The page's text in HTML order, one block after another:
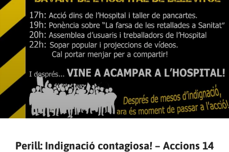
Perill: Indignació contagiosa! – Accions 14